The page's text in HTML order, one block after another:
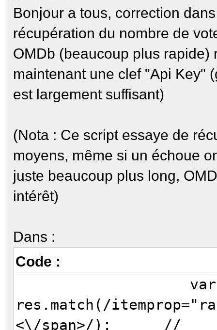
Bonjour a tous, correction
récupération du nombre de
OMDb (beaucoup plus rapide)
maintenant une clef "Api Key"
est largement suffisant)
(Nota : Ce script essaye de
moyens, même si un échoue
juste beaucoup plus long,
intérêt)
Dans :
Code :
var
res.match(/
<\/span>/); //